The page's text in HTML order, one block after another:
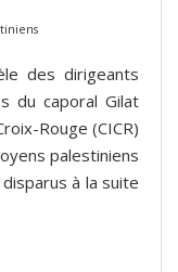
des dirigeants
du caporal Gilat
Rouge (CICR)
palestiniens
à la suite